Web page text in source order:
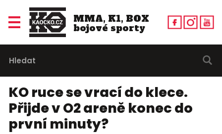
MMA, K1, BOX
bojové sporty
KO ruce se vrací do klece.
Přijde v O2 areně konec do
první minuty?